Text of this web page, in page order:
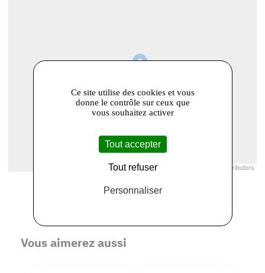
© Openstreetmap France | © contributors
Vous aimerez aussi
Ce site utilise des cookies et vous
donne le contrôle sur ceux que
vous souhaitez activer
Tout accepter
Tout refuser
Personnaliser